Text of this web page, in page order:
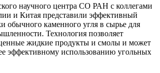
научного центра СО РАН с коллегами
и Китая представили эффективный
обычного каменного угля в сырье для
Технология позволяет
жидкие продукты и смолы и может
эффективному использованию угольных